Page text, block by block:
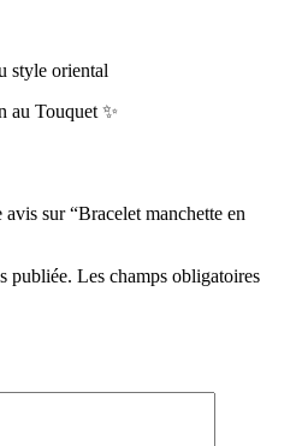
style oriental
au Touquet ✨
sur “Bracelet manchette en
publiée. Les champs obligatoires